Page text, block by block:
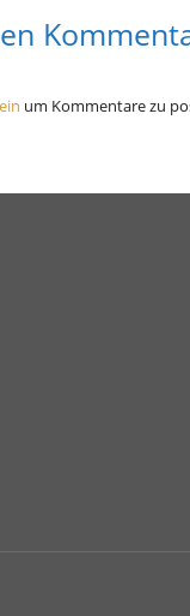
um Kommentare zu